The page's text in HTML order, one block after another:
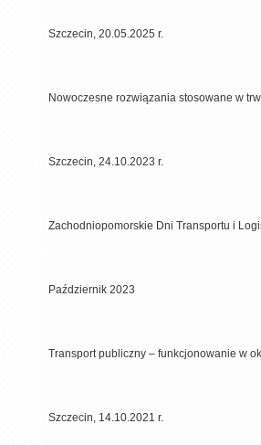
Szczecin, 20.05.2025 r.
Nowoczesne rozwiązania stosowane w
Szczecin, 24.10.2023 r.
Zachodniopomorskie Dni Transportu i
Październik 2023
Transport publiczny – funkcjonowanie w
Szczecin, 14.10.2021 r.